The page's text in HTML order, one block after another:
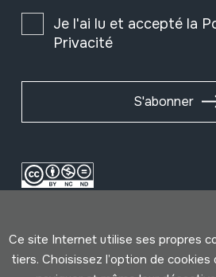
Je l'ai lu et accepté la
Privacité
S'abonner
Ce site Internet utilise ses propres
tiers. Choisissez l’option de